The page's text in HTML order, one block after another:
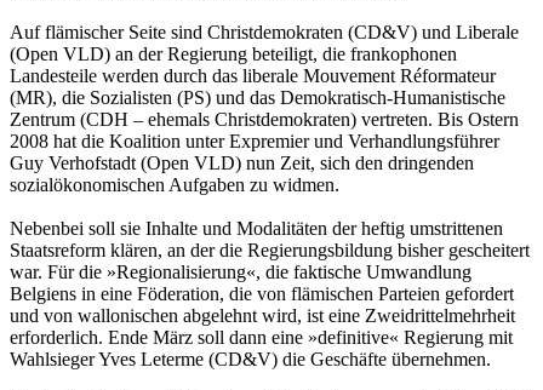
Auf flämischer Seite sind Christdemokraten (CD&V) und Liberale
(Open VLD) an der Regierung beteiligt, die frankophonen
Landesteile werden durch das liberale Mouvement Réformateur
(MR), die Sozialisten (PS) und das Demokratisch-Humanistische
Zentrum (CDH – ehemals Christdemokraten) vertreten. Bis Ostern
2008 hat die Koalition unter Expremier und Verhandlungsführer
Guy Verhofstadt (Open VLD) nun Zeit, sich den dringenden
sozialökonomischen Aufgaben zu widmen.
Nebenbei soll sie Inhalte und Modalitäten der heftig umstrittenen
Staatsreform klären, an der die Regierungsbildung bisher gescheitert
war. Für die »Regionalisierung«, die faktische Umwandlung
Belgiens in eine Föderation, die von flämischen Parteien gefordert
und von wallonischen abgelehnt wird, ist eine Zweidrittelmehrheit
erforderlich. Ende März soll dann eine »definitive« Regierung mit
Wahlsieger Yves Leterme (CD&V) die Geschäfte übernehmen.